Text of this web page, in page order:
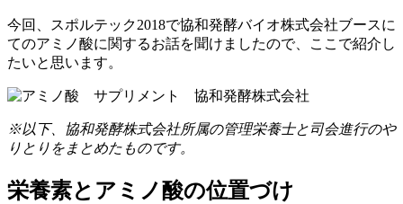
今回、スポルテック2018で協和発酵バイオ株式会社ブースに
てのアミノ酸に関するお話を聞けましたので、ここで紹介し
たいと思います。
※以下、協和発酵株式会社所属の管理栄養士と司会進行のや
りとりをまとめたものです。
栄養素とアミノ酸の位置づけ